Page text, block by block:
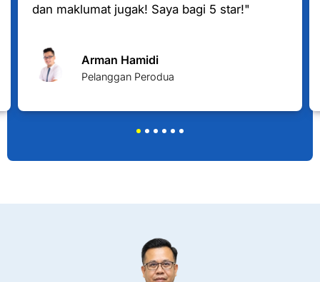
dan maklumat jugak! Saya bagi 5 star!"
Arman Hamidi
Pelanggan Perodua